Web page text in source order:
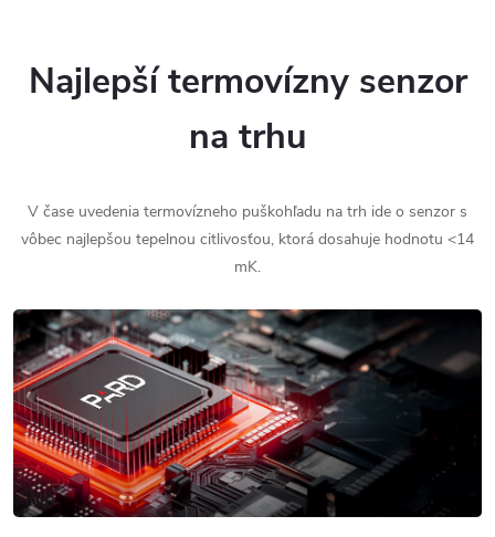
Najlepší termovízny senzor
na trhu
V čase uvedenia termovízneho puškohľadu na trh ide o senzor s
vôbec najlepšou tepelnou citlivosťou, ktorá dosahuje hodnotu <14
mK.